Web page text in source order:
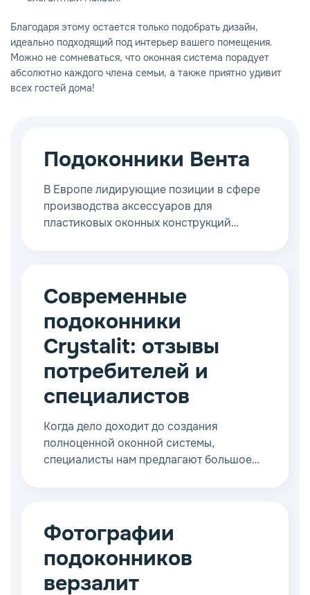
Благодаря этому остается только подобрать дизайн,
идеально подходящий под интерьер вашего помещения.
Можно не сомневаться, что оконная система порадует
абсолютно каждого члена семьи, а также приятно удивит
всех гостей дома!
Подоконники Вента
В Европе лидирующие позиции в сфере
производства аксессуаров для
пластиковых оконных конструкций
протяжении последних лет компания
уверенно расширяет свое влияние,
предлагая ту или иную продукцию во
многих странах.
Современные
подоконники
Crystalit: отзывы
потребителей и
специалистов
Когда дело доходит до создания
полноценной оконной системы,
специалисты нам предлагают большое
производителей.
Фотографии
подоконников
верзалит